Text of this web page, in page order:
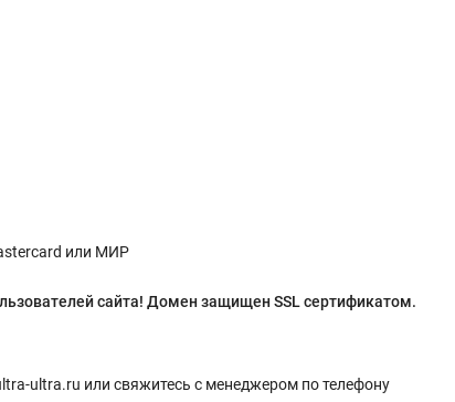
или МИР
сайта! Домен защищен SSL сертификатом.
ultra.ru или свяжитесь с менеджером по телефону